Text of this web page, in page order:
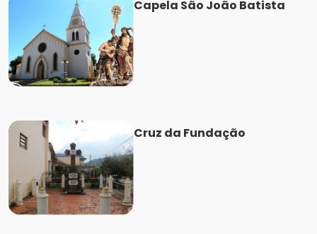
Capela São João Batista
Cruz da Fundação